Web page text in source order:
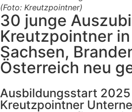
(Foto: Kreutzpointner)
30 junge
Kreutzpointner
Sachsen,
Österreich neu
Ausbildungsstart
Kreutzpointner